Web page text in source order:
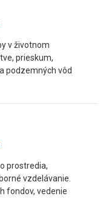
v životnom
prieskum,
podzemných vôd
prostredia,
vzdelávanie.
fondov, vedenie